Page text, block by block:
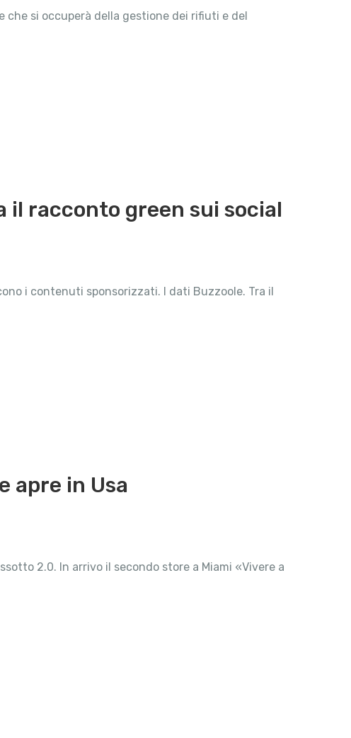
che si occuperà della gestione dei rifiuti e del
il racconto green sui social
i contenuti sponsorizzati. I dati Buzzoole. Tra il
apre in Usa
2.0. In arrivo il secondo store a Miami «Vivere a